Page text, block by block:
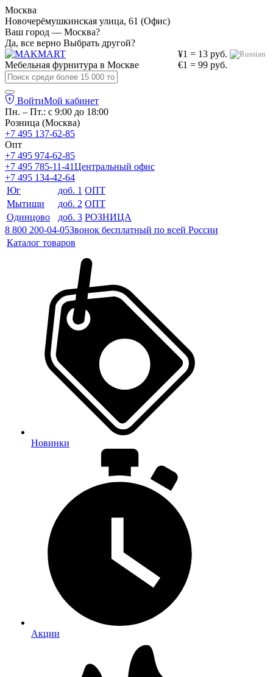
Москва
Новочерёмушкинская улица, 61 (Офис)
Ваш город — Москва?
Да, все верно Выбрать другой?
¥1 = 13 руб.
€1 = 99 руб.
Мебельная фурнитура в Москве
ВойтиМой кабинет
Пн. – Пт.: с 9:00 до 18:00
Розница (Москва)
+7 495 137-62-85
Опт
+7 495 974-62-85
+7 495 785-11-41Центральный офис
+7 495 134-42-64
Юг
доб. 1 ОПТ
Мытищи
доб. 2 ОПТ
Одинцово
доб. 3 РОЗНИЦА
8 800 200-04-05Звонок бесплатный по всей России
Каталог товаров
Новинки
Акции